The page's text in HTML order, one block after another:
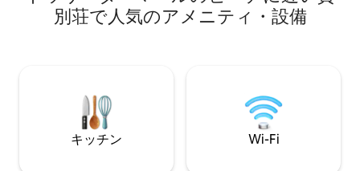
完全に改装され
ています。 ラフ
ラスがあり、それ
ことができます
別荘で人気のアメニティ・設備
キッチン Wi-Fi